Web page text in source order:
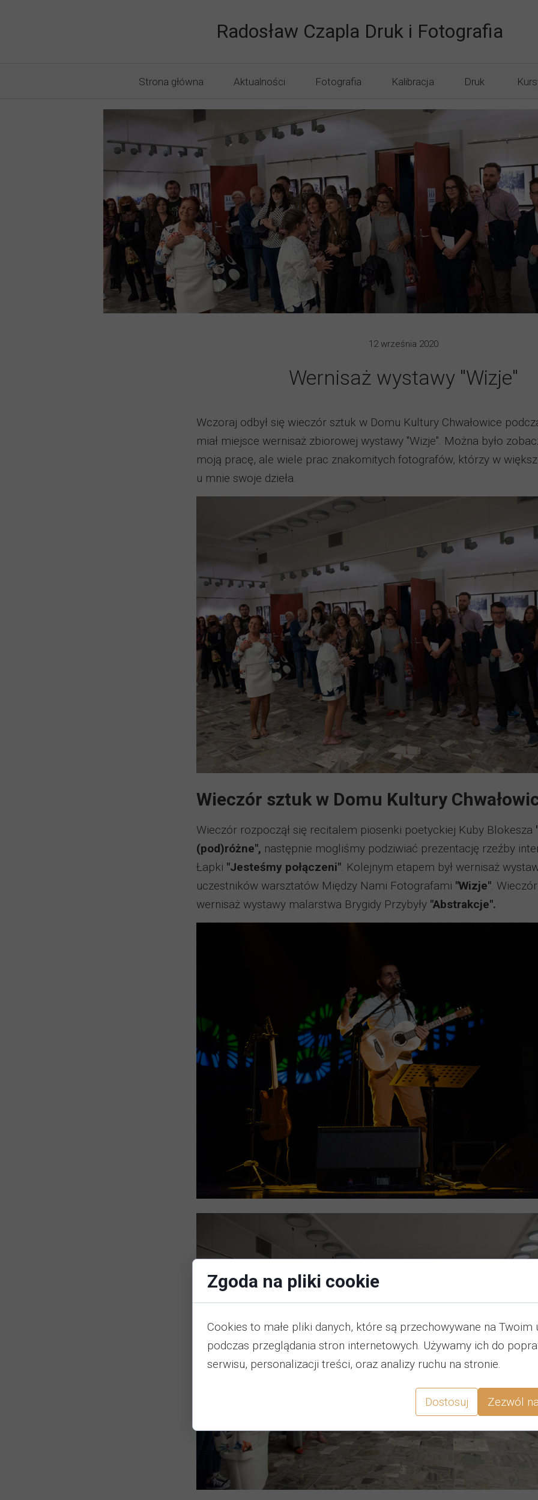
Radosław Czapla Druk i Fotografia
Strona główna Aktualności Fotografia
Fotografia Informacje
Kalibracja Druk
Druk FineArt
Odbitki DryLab
12 września 2020
Wernisaż wystawy "Wizje"
Wczoraj odbył się wieczór sztuk w Domu Kultury Chwałowice
miał miejsce wernisaż zbiorowej wystawy "Wizje". Można było
moją pracę, ale wiele prac znakomitych fotografów, którzy w
u mnie swoje dzieła.
Wieczór sztuk w Domu Kultury
Wieczór rozpoczął się recitalem piosenki poetyckiej Kuby Blokesza
(pod)różne", następnie mogliśmy podziwiać prezentację rzeźby
Łapki "Jesteśmy połączeni" . Kolejnym etapem był wernisaż
uczestników warsztatów Między Nami Fotografami "Wizje" .
wernisaż wystawy malarstwa Brygidy Przybyły "Abstrakcje".
Zgoda na pliki cookie
Cookies to małe pliki danych, które są przechowywane na Twoim
podczas przeglądania stron internetowych. Używamy ich do
serwisu, personalizacji treści, oraz analizy ruchu na stronie.
Dostosuj Zezwól